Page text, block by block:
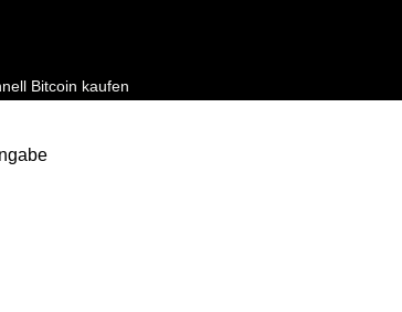
Bitcoin kaufen